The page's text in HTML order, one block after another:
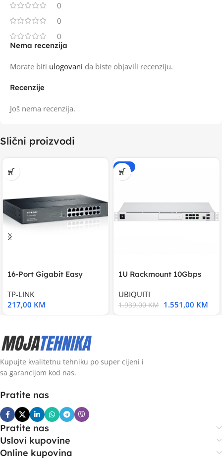
0
0
0
Recenzije
Još nema recenzija.
Nema recenzija
Morate biti ulogovani da biste objavili recenziju.
Slični proizvodi
16-Port Gigabit Easy
TP-LINK
217,00 KM
-20%
1U Rackmount 10Gbps
UBIQUITI
1.939,00KM 1.551,00 KM
Kupujte kvalitetnu tehniku po super cijeni i
sa garancijom kod nas.
Pratite nas
Pratite nas
Uslovi kupovine
Online kupovina